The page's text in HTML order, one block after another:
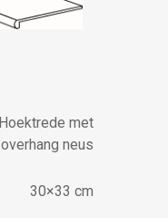
Hoektrede met
overhang neus
30×33 cm